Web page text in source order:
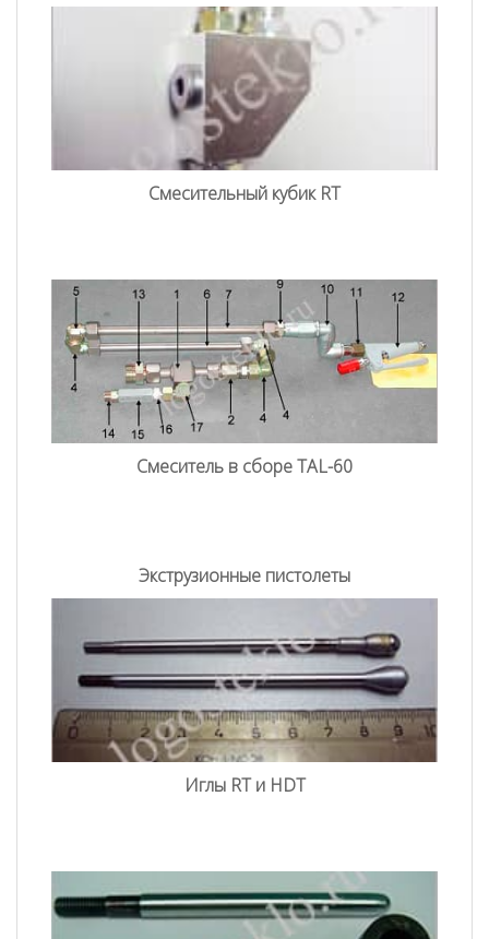
Смесительный кубик RT
Смеситель в сборе TAL-60
Экструзионные пистолеты
Иглы RT и HDT